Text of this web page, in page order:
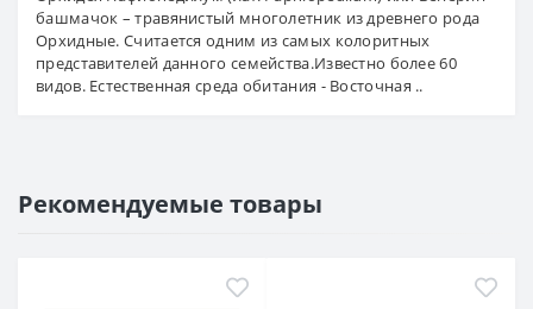
башмачок – травянистый многолетник из древнего рода
Орхидные. Считается одним из самых колоритных
представителей данного семейства.Известно более 60
видов. Естественная среда обитания - Восточная ..
Рекомендуемые товары